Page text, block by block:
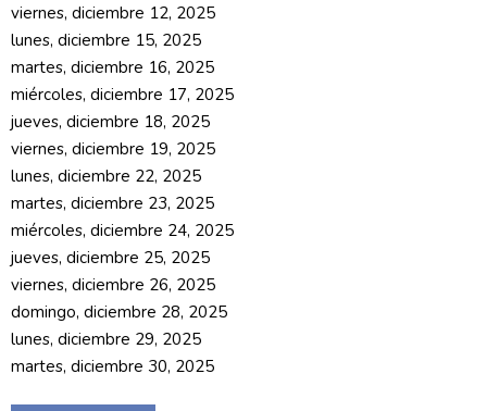
viernes, diciembre 12, 2025
lunes, diciembre 15, 2025
martes, diciembre 16, 2025
miércoles, diciembre 17, 2025
jueves, diciembre 18, 2025
viernes, diciembre 19, 2025
lunes, diciembre 22, 2025
martes, diciembre 23, 2025
miércoles, diciembre 24, 2025
jueves, diciembre 25, 2025
viernes, diciembre 26, 2025
domingo, diciembre 28, 2025
lunes, diciembre 29, 2025
martes, diciembre 30, 2025